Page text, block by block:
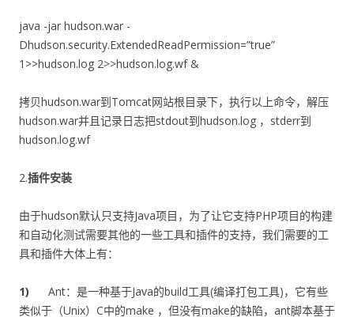
java -jar hudson.war -
Dhudson.security.ExtendedReadPermission=”true”
1>>hudson.log 2>>hudson.log.wf &
拷贝hudson.war到Tomcat网站根目录下，执行以上命令，解压
hudson.war并且记录日志把stdout到hudson.log ，stderr到
hudson.log.wf
2.插件安装
由于hudson默认只支持Java项目，为了让它支持PHP项目的构建
和自动化测试需要其他的一些工具和插件的支持，我们需要的工
具和插件大体上有：
1) Ant：是一种基于Java的build工具(编译打包工具)，它有些
类似于（Unix）C中的make ，但没有make的缺陷，ant脚本基于